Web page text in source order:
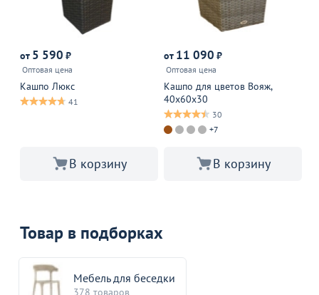
от 5 590 ₽
Оптовая цена
Кашпо Люкс
41
В корзину
от 11 090 ₽
Оптовая цена
Кашпо для цветов Вояж,
40х60х30
30
+7
В корзину
Товар в подборках
Мебель для беседки
378 товаров